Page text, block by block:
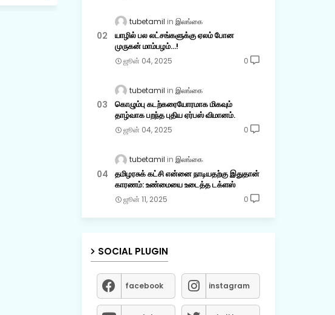
tubetamil இலங்கை
யாழில் பல லட்சங்களுக்கு ஏலம் போன
முருகன் மாம்பழம்...!
ஜூன் 04, 2025 0
tubetamil இலங்கை
கொழும்பு கடற்கரையோரமாக மிகவும்
தாழ்வாக பறந்த புதிய ஏர்பஸ் விமானம்.
ஜூன் 04, 2025 0
tubetamil இலங்கை
தமிழரசுக் கட்சி என்னை நாடியதற்கு இதுதான்
காரணம்: உண்மையை உடைத்த டக்ளஸ்
ஜூன் 11, 2025 0
SOCIAL PLUGIN
facebook instagram